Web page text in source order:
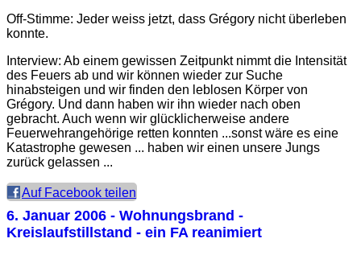
Off-Stimme: Jeder weiss jetzt, dass Grégory nicht überleben
konnte.
Interview: Ab einem gewissen Zeitpunkt nimmt die Intensität
des Feuers ab und wir können wieder zur Suche
hinabsteigen und wir finden den leblosen Körper von
Grégory. Und dann haben wir ihn wieder nach oben
gebracht. Auch wenn wir glücklicherweise andere
Feuerwehrangehörige retten konnten ...sonst wäre es eine
Katastrophe gewesen ... haben wir einen unsere Jungs
zurück gelassen ...
Auf Facebook teilen
6. Januar 2006 - Wohnungsbrand -
Kreislaufstillstand - ein FA reanimiert